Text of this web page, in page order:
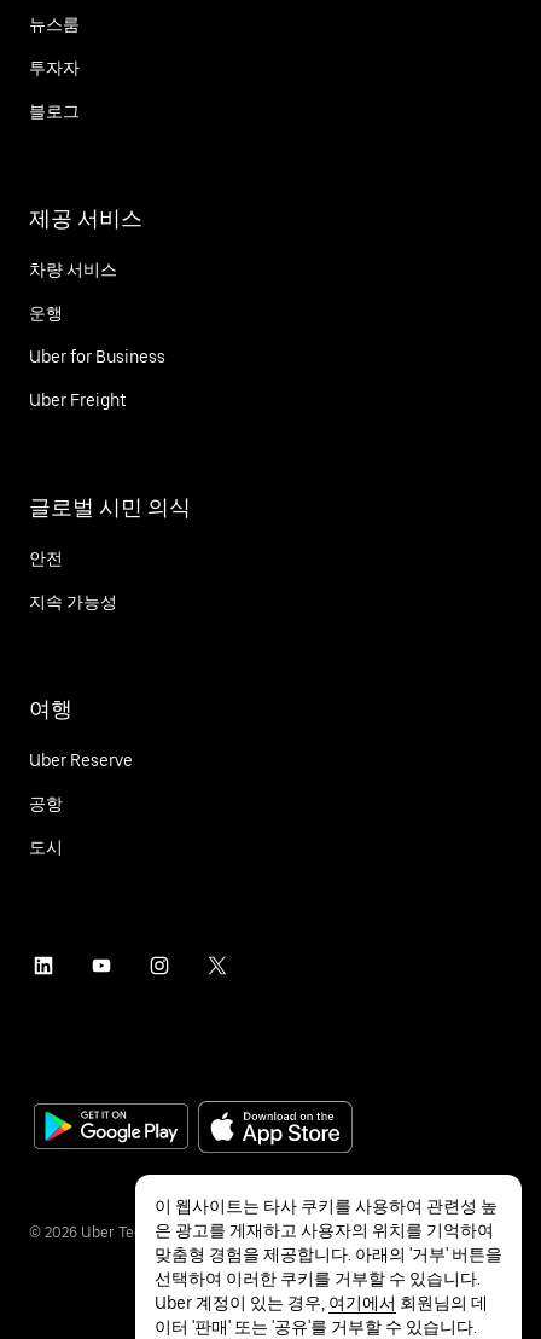
뉴스룸
투자자
블로그
제공 서비스
차량 서비스
운행
Uber for Business
Uber Freight
글로벌 시민 의식
안전
지속 가능성
여행
Uber Reserve
공항
도시
© 2026 Uber Technologies Inc.
이 웹사이트는 타사 쿠키를 사용하여 관련성 높
은 광고를 게재하고 사용자의 위치를 기억하여
맞춤형 경험을 제공합니다. 아래의 '거부' 버튼을
선택하여 이러한 쿠키를 거부할 수 있습니다.
Uber 계정이 있는 경우, 여기에서 회원님의 데
이터 '판매' 또는 '공유'를 거부할 수 있습니다.